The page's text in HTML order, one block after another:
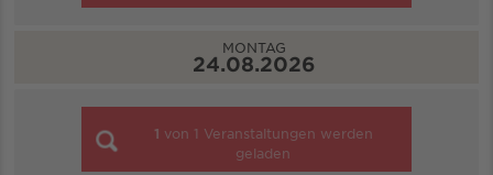
MONTAG
24.08.2026
1 von 1 Veranstaltungen werden
geladen